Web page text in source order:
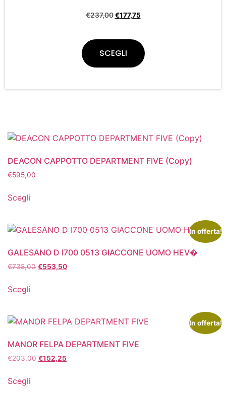
€237,00 €177,75
SCEGLI
DEACON CAPPOTTO DEPARTMENT FIVE (Copy)
€595,00
Scegli
In offerta!
GALESANO D I700 0513 GIACCONE UOMO HEV�
€738,00 €553,50
Scegli
In offerta!
MANOR FELPA DEPARTMENT FIVE
€203,00 €152,25
Scegli